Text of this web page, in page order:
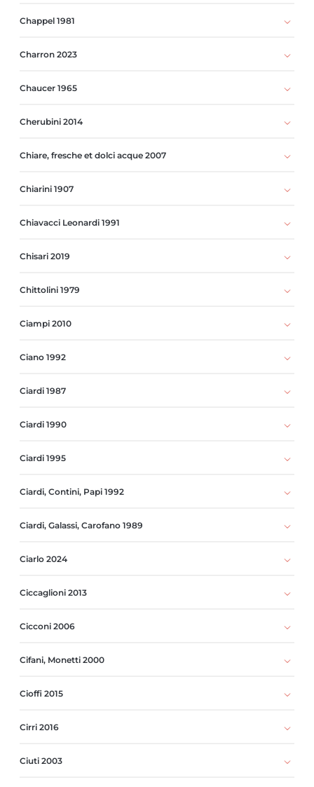
Chappel 1981
Charron 2023
Chaucer 1965
Cherubini 2014
Chiare, fresche et dolci acque 2007
Chiarini 1907
Chiavacci Leonardi 1991
Chisari 2019
Chittolini 1979
Ciampi 2010
Ciano 1992
Ciardi 1987
Ciardi 1990
Ciardi 1995
Ciardi, Contini, Papi 1992
Ciardi, Galassi, Carofano 1989
Ciarlo 2024
Ciccaglioni 2013
Cicconi 2006
Cifani, Monetti 2000
Cioffi 2015
Cirri 2016
Ciuti 2003